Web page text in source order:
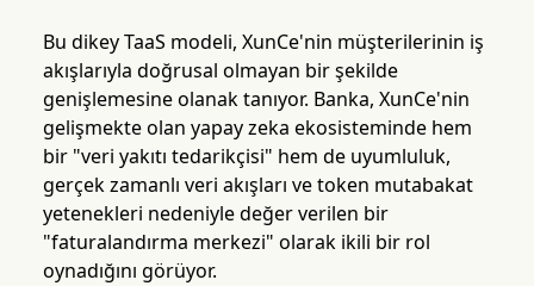
Bu dikey TaaS modeli, XunCe'nin müşterilerinin iş
akışlarıyla doğrusal olmayan bir şekilde
genişlemesine olanak tanıyor. Banka, XunCe'nin
gelişmekte olan yapay zeka ekosisteminde hem
bir "veri yakıtı tedarikçisi" hem de uyumluluk,
gerçek zamanlı veri akışları ve token mutabakat
yetenekleri nedeniyle değer verilen bir
"faturalandırma merkezi" olarak ikili bir rol
oynadığını görüyor.